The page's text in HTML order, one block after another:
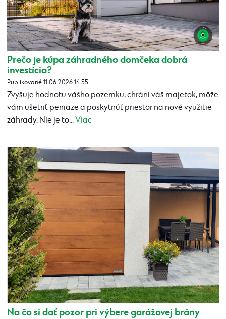
Prečo je kúpa záhradného domčeka dobrá
investícia?
Publikované 11.06.2026 14:55
Zvyšuje hodnotu vášho pozemku, chráni váš majetok, môže
vám ušetriť peniaze a poskytnúť priestor na nové využitie
záhrady. Nie je to...Viac
Na čo si dať pozor pri výbere garážovej brány